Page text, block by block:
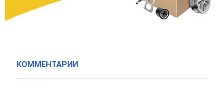
КОММЕНТАРИИ